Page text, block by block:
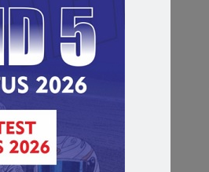
Mogu Mogu